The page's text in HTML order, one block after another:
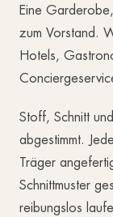
Eine
zum Vorstand.
Hotels,
Stoff, Schnitt
abgestimmt.
Träger
Schnittmuster
reibungslos